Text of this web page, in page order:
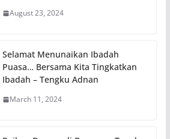
August 23, 2024
Selamat Menunaikan Ibadah
Puasa… Bersama Kita Tingkatkan
Ibadah – Tengku Adnan
March 11, 2024